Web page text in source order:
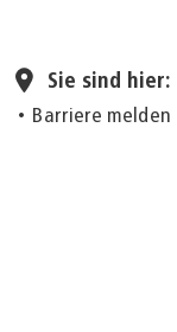
Sie sind hier:
Barriere melden